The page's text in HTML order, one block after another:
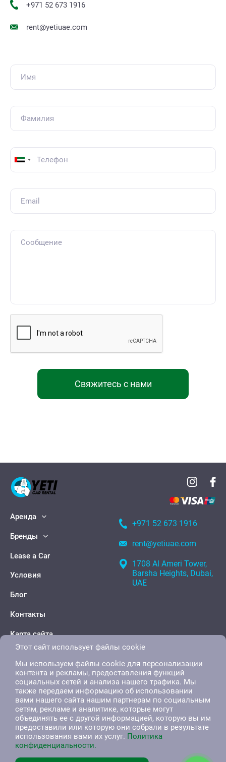
+971 52 673 1916
rent@yetiuae.com
Свяжитесь с нами
Аренда
Бренды
Lease a Car
Условия
Блог
Контакты
Карта сайта
+971 52 673 1916
rent@yetiuae.com
1708 Al Ameri Tower,
Barsha Heights, Dubai,
UAE
Этот сайт использует файлы cookie
Мы используем файлы cookie для персонализации
контента и рекламы, предоставления функций
социальных сетей и анализа нашего трафика. Мы
также передаем информацию об использовании
вами нашего сайта нашим партнерам по социальным
сетям, рекламе и аналитике, которые могут
объединять ее с другой информацией, которую вы им
предоставили или которую они собрали в результате
использования вами их услуг. Политика
конфиденциальности.